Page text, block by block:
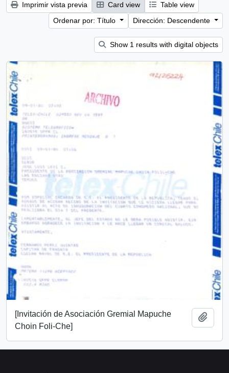
Imprimir vista previa Card view
Table view
Ordenar por: Título
Dirección: Descendente
Show 1 results with digital objects
[Invitación de Asociación Gremial Mapuche
Choin Foli-Che]